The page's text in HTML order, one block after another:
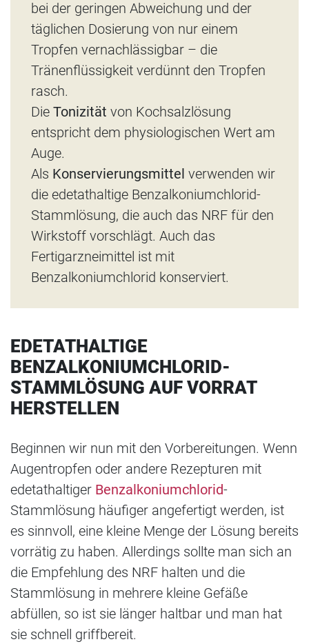
bei der geringen Abweichung und der
täglichen Dosierung von nur einem
Tropfen vernachlässigbar – die
Tränenflüssigkeit verdünnt den Tropfen
rasch.
Die Tonizität von Kochsalzlösung
entspricht dem physiologischen Wert am
Auge.
Als Konservierungsmittel verwenden wir
die edetathaltige Benzalkoniumchlorid-
Stammlösung, die auch das NRF für den
Wirkstoff vorschlägt. Auch das
Fertigarzneimittel ist mit
Benzalkoniumchlorid konserviert.
EDETATHALTIGE
BENZALKONIUMCHLORID-
STAMMLÖSUNG AUF VORRAT
HERSTELLEN
Beginnen wir nun mit den Vorbereitungen. Wenn
Augentropfen oder andere Rezepturen mit
edetathaltiger Benzalkoniumchlorid-
Stammlösung häufiger angefertigt werden, ist
es sinnvoll, eine kleine Menge der Lösung bereits
vorrätig zu haben. Allerdings sollte man sich an
die Empfehlung des NRF halten und die
Stammlösung in mehrere kleine Gefäße
abfüllen, so ist sie länger haltbar und man hat
sie schnell griffbereit.